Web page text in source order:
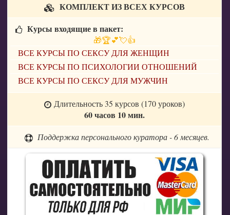
КОМПЛЕКТ ИЗ ВСЕХ КУРСОВ
Курсы входящие в пакет:
🎁🏆💕💘👍
ВСЕ КУРСЫ ПО СЕКСУ ДЛЯ ЖЕНЩИН
ВСЕ КУРСЫ ПО ПСИХОЛОГИИ ОТНОШЕНИЙ
ВСЕ КУРСЫ ПО СЕКСУ ДЛЯ МУЖЧИН
Длительность 35 курсов (170 уроков)
60 часов 10 мин.
Поддержка персонального куратора - 6 месяцев.